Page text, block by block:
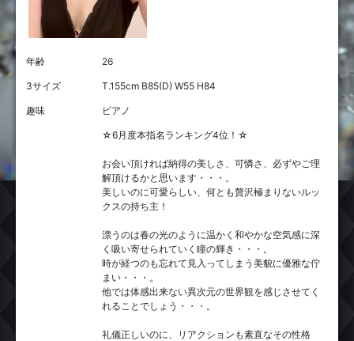
年齢 26
3サイズ T.155cm B85(D) W55 H84
趣味 ピアノ
☆6月度本指名ランキング4位！☆
お会い頂ければ納得の美しさ、可憐さ、必ずやご理
解頂けるかと思います・・・。
美しいのに可愛らしい、何とも贅沢極まりないルッ
クスの持ち主！
漂うのは春の光のように温かく和やかな空気感に深
く吸い寄せられていく瞳の輝き・・・。
時が経つのも忘れて見入ってしまう美貌に優雅な佇
まい・・・。
他では体感出来ない異次元の世界観を感じさせてく
れることでしょう・・・。
礼儀正しいのに、リアクションも素直なその性格